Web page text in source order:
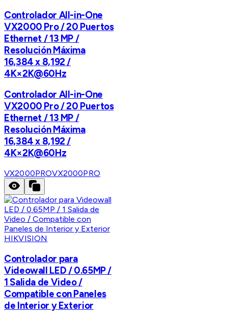
Controlador All-in-One
VX2000 Pro / 20 Puertos
Ethernet / 13 MP /
Resolución Máxima
16,384 x 8,192 /
4K×2K@60Hz
Controlador All-in-One
VX2000 Pro / 20 Puertos
Ethernet / 13 MP /
Resolución Máxima
16,384 x 8,192 /
4K×2K@60Hz
VX2000PROVX2000PRO
HIKVISION
Controlador para
Videowall LED / 0.65MP /
1 Salida de Video /
Compatible con Paneles
de Interior y Exterior